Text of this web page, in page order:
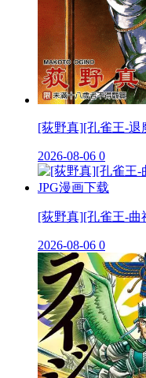
[荻野真][孔雀王-退
2026-08-06 0
[荻野真][孔雀王-曲
2026-08-06 0